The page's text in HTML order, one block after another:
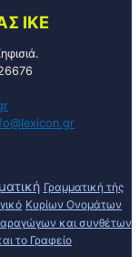
ΙΚΕ
Γραμματική τής
Κυρίων Ονομάτων
και συνθέτων
το Γραφείο